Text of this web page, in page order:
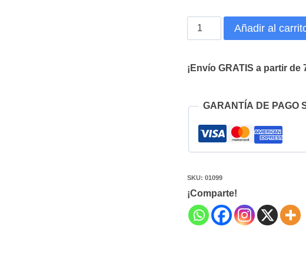
Vestido
Adriana
Añadir al
¡Envío GRATIS a partir de
GARANTÍA DE PAGO
SKU: 01099
¡Comparte!